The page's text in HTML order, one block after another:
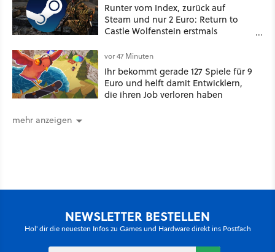
Runter vom Index, zurück auf
Steam und nur 2 Euro: Return to
Castle Wolfenstein erstmals
Markt
vor 47 Minuten
Ihr bekommt gerade 127 Spiele für 9
Euro und helft damit Entwicklern,
die ihren Job verloren haben
mehr anzeigen
NEWSLETTER BESTELLEN
Hol' dir die neuesten Infos zu Games und Hardware direkt ins Postfach